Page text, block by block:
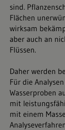
sind.
Flächen
wirksam
aber auch an
Flüssen.
Daher werden
Für die
Wasserproben
mit
mit einem